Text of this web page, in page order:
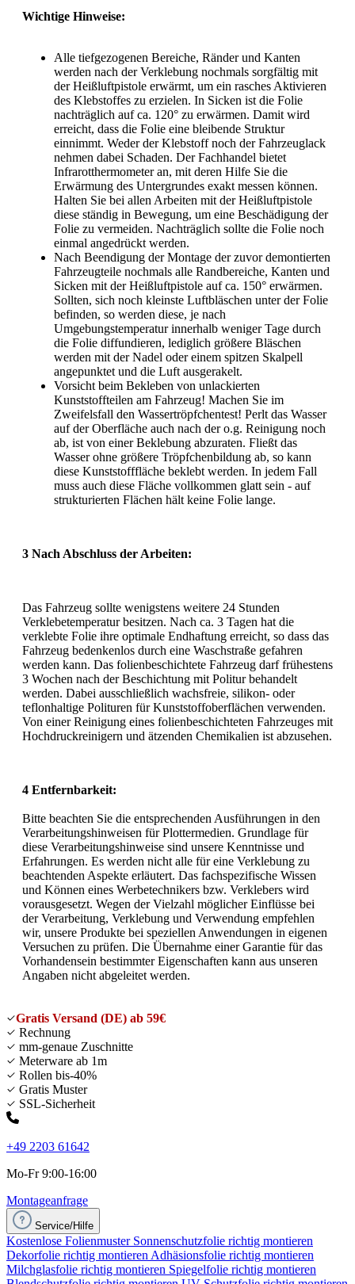
Wichtige Hinweise:
Alle tiefgezogenen Bereiche, Ränder und Kanten
werden nach der Verklebung nochmals sorgfältig mit
der Heißluftpistole erwärmt, um ein rasches Aktivieren
des Klebstoffes zu erzielen. In Sicken ist die Folie
nachträglich auf ca. 120° zu erwärmen. Damit wird
erreicht, dass die Folie eine bleibende Struktur
einnimmt. Weder der Klebstoff noch der Fahrzeuglack
nehmen dabei Schaden. Der Fachhandel bietet
Infrarotthermometer an, mit deren Hilfe Sie die
Erwärmung des Untergrundes exakt messen können.
Halten Sie bei allen Arbeiten mit der Heißluftpistole
diese ständig in Bewegung, um eine Beschädigung der
Folie zu vermeiden. Nachträglich sollte die Folie noch
einmal angedrückt werden.
Nach Beendigung der Montage der zuvor demontierten
Fahrzeugteile nochmals alle Randbereiche, Kanten und
Sicken mit der Heißluftpistole auf ca. 150° erwärmen.
Sollten, sich noch kleinste Luftbläschen unter der Folie
befinden, so werden diese, je nach
Umgebungstemperatur innerhalb weniger Tage durch
die Folie diffundieren, lediglich größere Bläschen
werden mit der Nadel oder einem spitzen Skalpell
angepunktet und die Luft ausgerakelt.
Vorsicht beim Bekleben von unlackierten
Kunststoffteilen am Fahrzeug! Machen Sie im
Zweifelsfall den Wassertröpfchentest! Perlt das Wasser
auf der Oberfläche auch nach der o.g. Reinigung noch
ab, ist von einer Beklebung abzuraten. Fließt das
Wasser ohne größere Tröpfchenbildung ab, so kann
diese Kunststofffläche beklebt werden. In jedem Fall
muss auch diese Fläche vollkommen glatt sein - auf
strukturierten Flächen hält keine Folie lange.
3 Nach Abschluss der Arbeiten:
Das Fahrzeug sollte wenigstens weitere 24 Stunden
Verklebetemperatur besitzen. Nach ca. 3 Tagen hat die
verklebte Folie ihre optimale Endhaftung erreicht, so dass das
Fahrzeug bedenkenlos durch eine Waschstraße gefahren
werden kann. Das folienbeschichtete Fahrzeug darf frühestens
3 Wochen nach der Beschichtung mit Politur behandelt
werden. Dabei ausschließlich wachsfreie, silikon- oder
teflonhaltige Polituren für Kunststoffoberflächen verwenden.
Von einer Reinigung eines folienbeschichteten Fahrzeuges mit
Hochdruckreinigern und ätzenden Chemikalien ist abzusehen.
4 Entfernbarkeit:
Bitte beachten Sie die entsprechenden Ausführungen in den
Verarbeitungshinweisen für Plottermedien. Grundlage für
diese Verarbeitungshinweise sind unsere Kenntnisse und
Erfahrungen. Es werden nicht alle für eine Verklebung zu
beachtenden Aspekte erläutert. Das fachspezifische Wissen
und Können eines Werbetechnikers bzw. Verklebers wird
vorausgesetzt. Wegen der Vielzahl möglicher Einflüsse bei
der Verarbeitung, Verklebung und Verwendung empfehlen
wir, unsere Produkte bei speziellen Anwendungen in eigenen
Versuchen zu prüfen. Die Übernahme einer Garantie für das
Vorhandensein bestimmter Eigenschaften kann aus unseren
Angaben nicht abgeleitet werden.
Gratis Versand (DE) ab 59€
Rechnung
mm-genaue Zuschnitte
Meterware ab 1m
Rollen bis-40%
Gratis Muster
SSL-Sicherheit
+49 2203 61642
Mo-Fr 9:00-16:00
Montageanfrage
Service/Hilfe
Kostenlose Folienmuster Sonnenschutzfolie richtig montieren
Dekorfolie richtig montieren Adhäsionsfolie richtig montieren
Milchglasfolie richtig montieren Spiegelfolie richtig montieren